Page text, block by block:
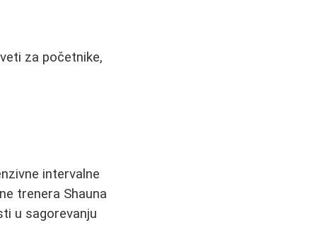
za početnike,
intervalne
trenera Shauna
u sagorevanju